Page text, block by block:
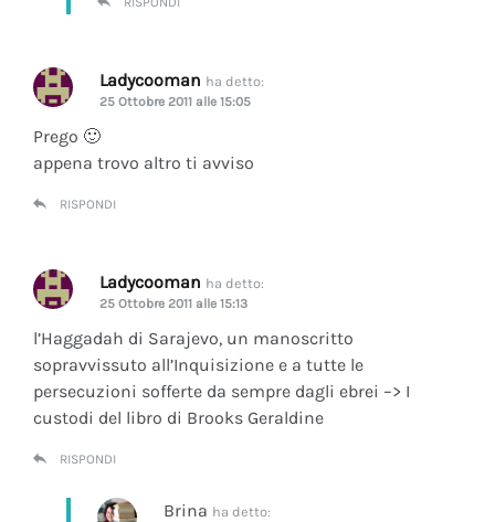
Ladycooman ha detto:
25 Ottobre 2011 alle 15:05
Prego 🙂
appena trovo altro ti avviso
RISPONDI
Ladycooman ha detto:
25 Ottobre 2011 alle 15:13
l’Haggadah di Sarajevo, un manoscritto
sopravvissuto all’Inquisizione e a tutte le
persecuzioni sofferte da sempre dagli ebrei –> I
custodi del libro di Brooks Geraldine
RISPONDI
Brina ha detto: